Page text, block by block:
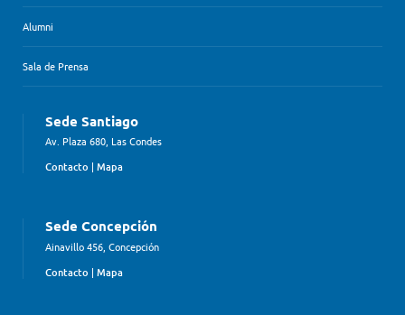
Alumni
Sala de Prensa
Sede Santiago
Av. Plaza 680, Las Condes
Contacto | Mapa
Sede Concepción
Ainavillo 456, Concepción
Contacto | Mapa